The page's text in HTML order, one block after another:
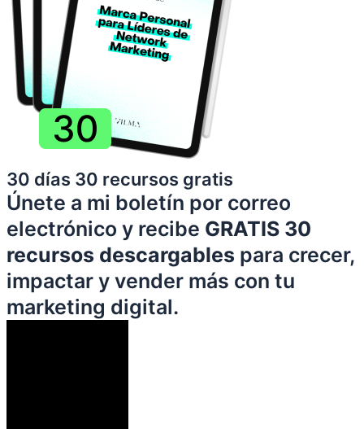
30 días 30 recursos gratis
Únete a mi boletín por correo
electrónico y recibe GRATIS 30
recursos descargables para crecer,
impactar y vender más con tu
marketing digital.